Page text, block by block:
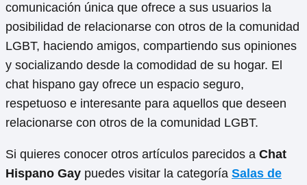
comunicación única que ofrece a sus usuarios la
posibilidad de relacionarse con otros de la comunidad
LGBT, haciendo amigos, compartiendo sus opiniones
y socializando desde la comodidad de su hogar. El
chat hispano gay ofrece un espacio seguro,
respetuoso e interesante para aquellos que deseen
relacionarse con otros de la comunidad LGBT.
Si quieres conocer otros artículos parecidos a Chat
Hispano Gay puedes visitar la categoría Salas de